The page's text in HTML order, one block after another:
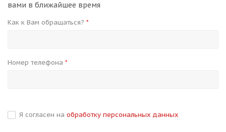
вами в ближайшее время
Как к Вам обращаться? *
Номер телефона *
Я согласен на обработку персональных данных